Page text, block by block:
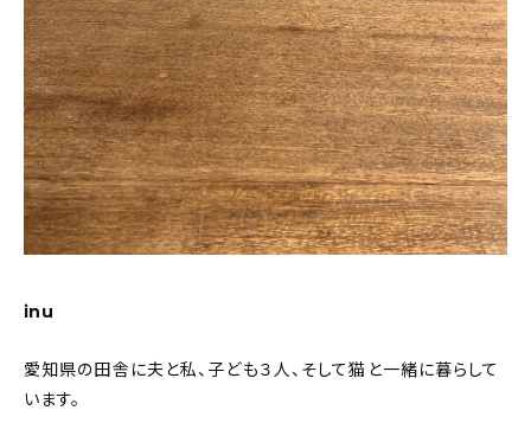
inu
愛知県の田舎に夫と私、子ども３人、そして猫と一緒に暮らして
います。